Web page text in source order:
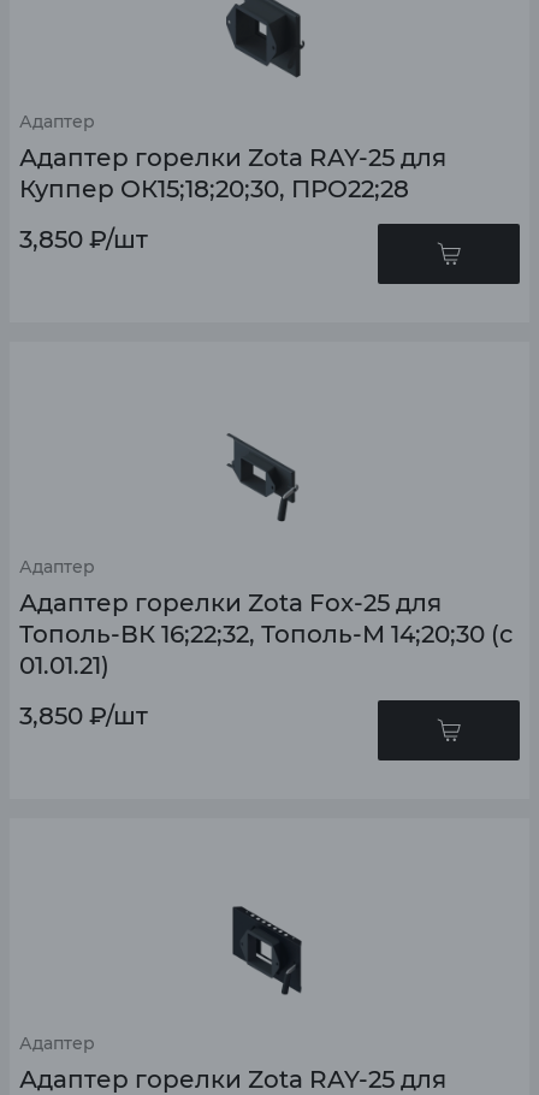
Адаптер
Адаптер горелки Zota RAY-25 для
Куппер ОК15;18;20;30, ПРО22;28
3,850 ₽/шт
Адаптер
Адаптер горелки Zota Fox-25 для
Тополь-ВК 16;22;32, Тополь-М 14;20;30 (с
01.01.21)
3,850 ₽/шт
Адаптер
Адаптер горелки Zota RAY-25 для